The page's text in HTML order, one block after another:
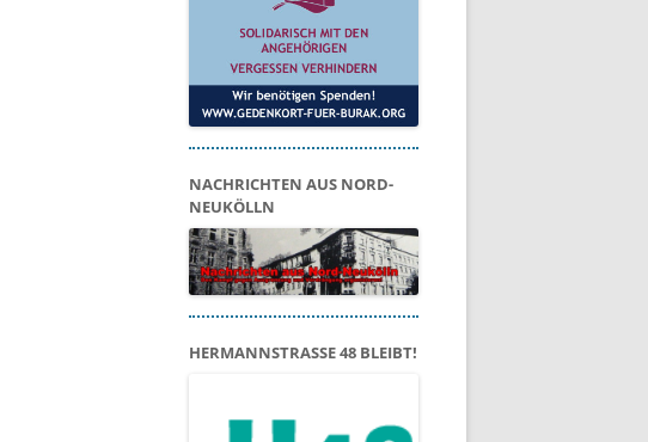
NACHRICHTEN AUS NORD-
NEUKÖLLN
HERMANNSTRASSE 48 BLEIBT!